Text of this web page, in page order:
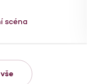
scéna